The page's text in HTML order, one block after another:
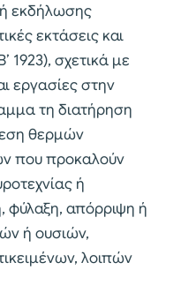
εκδήλωσης
εκτάσεις και
1923), σχετικά με
εργασίες στην
τη διατήρηση
θερμών
που προκαλούν
ή
φύλαξη, απόρριψη ή
ή ουσιών,
λοιπών